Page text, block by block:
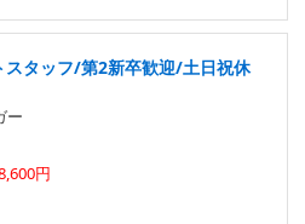
タッフ/第2新卒歓迎/土日祝休
ー
円